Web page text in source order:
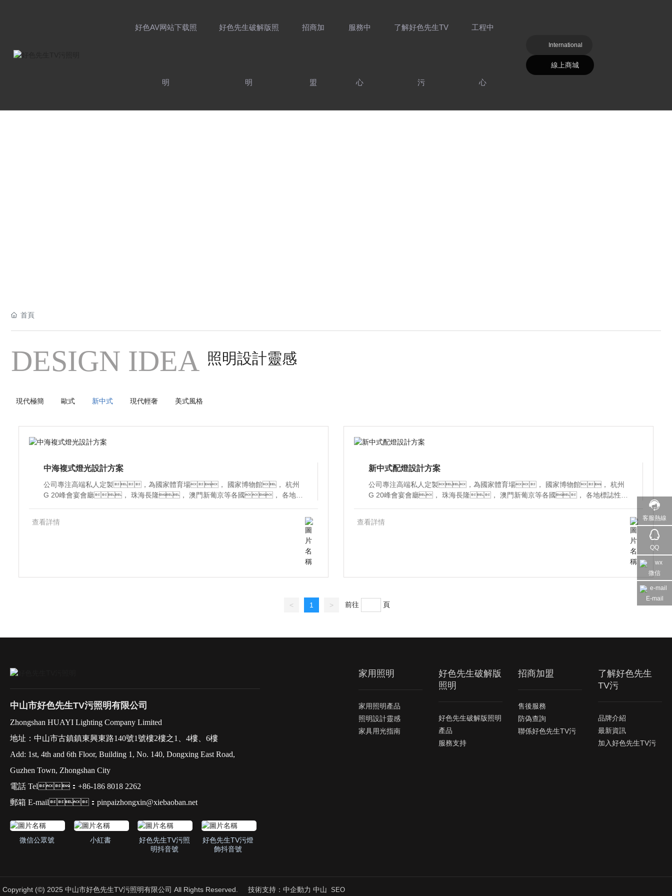
好色AV网站下载照
明
好色先生破解版照
明
招商加
盟
服務中
心
了解好色先生TV
污
工程中
心
International
線上商城
客服熱線
QQ
微信
E-mail
首頁
DESIGN IDEA 照明設計靈感
現代極簡 歐式 新中式 現代輕奢 美式風格
中海複式燈光設計方案
公司專注高端私人定製，為國家體育場， 國家博物館， 杭州
G 20峰會宴會廳， 珠海長隆， 澳門新葡京等各國， 各地標
照明解決方案。
查看詳情
新中式配燈設計方案
公司專注高端私人定製，為國家體育場， 國家博物館， 杭州
G 20峰會宴會廳， 珠海長隆， 澳門新葡京等各國， 各地標誌性項
明解決方案。
查看詳情
< 1 > 前往 頁
中山市好色先生TV污照明有限公司
Zhongshan HUAYI Lighting Company Limited
地址：中山市古鎮鎮東興東路140號1號樓2樓之1、4樓、6樓
Add: 1st, 4th and 6th Floor, Building 1, No. 140, Dongxing East Road,
Guzhen Town, Zhongshan City
電話 Tel：+86-186 8018 2262
郵箱 E-mail：pinpaizhongxin@xiebaoban.net
微信公眾號 小紅書
好色先生TV污照
明抖音號
好色先生TV污燈
飾抖音號
家用照明
家用照明產品
照明設計靈感
家具用光指南
好色先生破解版
照明
好色先生破解版照明
產品
服務支持
招商加盟
售後服務
防偽查詢
聯係好色先生TV污
了解好色先生
TV污
品牌介紹
最新資訊
加入好色先生TV污
Copyright (©) 2025 中山市好色先生TV污照明有限公司 All Rights Reserved. 技術支持： 中企動力 中山 SEO